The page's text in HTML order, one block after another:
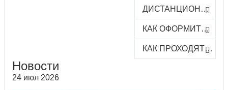
ДИСТАНЦИОННОЕ ОБУЧЕНИЕ
КАК ОФОРМИТЬ ЗАКАЗ КУРСА
КАК ПРОХОДЯТ ОНЛАЙН-КУРСЫ
Новости
24 июл 2026